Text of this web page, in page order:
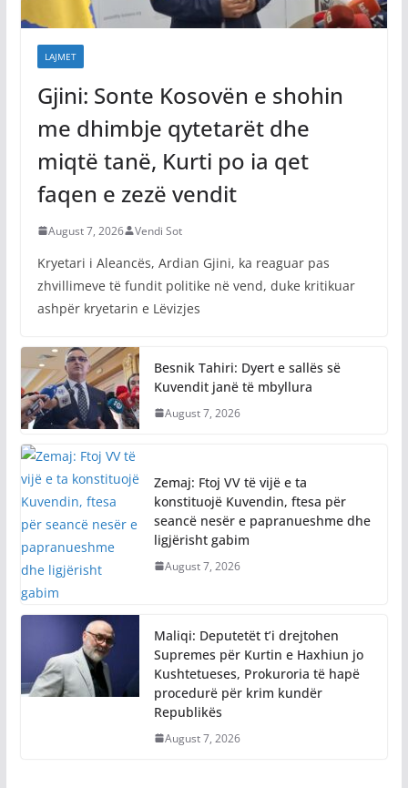
LAJMET
Gjini: Sonte Kosovën e shohin
me dhimbje qytetarët dhe
miqtë tanë, Kurti po ia qet
faqen e zezë vendit
August 7, 2026 Vendi Sot
Kryetari i Aleancës, Ardian Gjini, ka reaguar pas
zhvillimeve të fundit politike në vend, duke kritikuar
ashpër kryetarin e Lëvizjes
Besnik Tahiri: Dyert e sallës së
Kuvendit janë të mbyllura
August 7, 2026
Zemaj: Ftoj VV të vijë e ta
konstituojë Kuvendin, ftesa për
seancë nesër e papranueshme dhe
ligjërisht gabim
August 7, 2026
Maliqi: Deputetët t’i drejtohen
Supremes për Kurtin e Haxhiun jo
Kushtetueses, Prokuroria të hapë
procedurë për krim kundër
Republikës
August 7, 2026